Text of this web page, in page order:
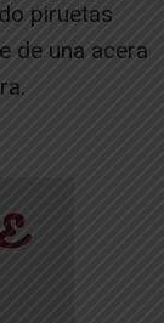
piruetas
de una acera